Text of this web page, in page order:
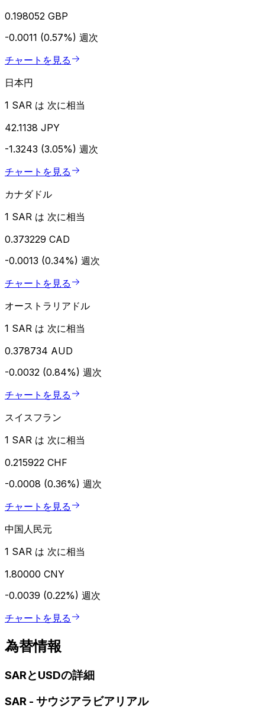
0.198052 GBP
-0.0011 (0.57%) 週次
チャートを見る
日本円
1 SAR は 次に相当
42.1138 JPY
-1.3243 (3.05%) 週次
チャートを見る
カナダドル
1 SAR は 次に相当
0.373229 CAD
-0.0013 (0.34%) 週次
チャートを見る
オーストラリアドル
1 SAR は 次に相当
0.378734 AUD
-0.0032 (0.84%) 週次
チャートを見る
スイスフラン
1 SAR は 次に相当
0.215922 CHF
-0.0008 (0.36%) 週次
チャートを見る
中国人民元
1 SAR は 次に相当
1.80000 CNY
-0.0039 (0.22%) 週次
チャートを見る
為替情報
SARとUSDの詳細
SAR - サウジアラビアリアル